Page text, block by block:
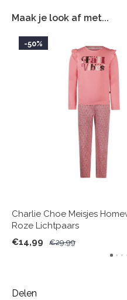
Maak je look af met...
-50%
Charlie Choe Meisjes
Roze Lichtpaars
€14,99
€29,99
Delen